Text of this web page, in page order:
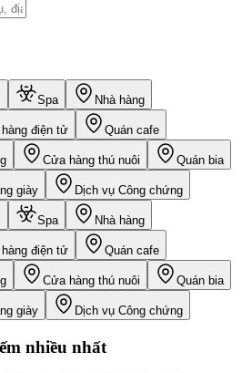
Spa Nhà hàng
điện tử Quán cafe
Cửa hàng thú nuôi Quán bia
giày Dịch vụ Công chứng
Spa Nhà hàng
điện tử Quán cafe
Cửa hàng thú nuôi Quán bia
giày Dịch vụ Công chứng
nhiều nhất